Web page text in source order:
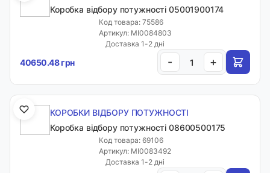
Коробка відбору потужності 05001900174
Код товара: 75586
Артикул: MI0084803
Доставка 1-2 дні
40650.48 грн - +
КОРОБКИ ВІДБОРУ ПОТУЖНОСТІ
Коробка відбору потужності 08600500175
Код товара: 69106
Артикул: MI0083492
Доставка 1-2 дні